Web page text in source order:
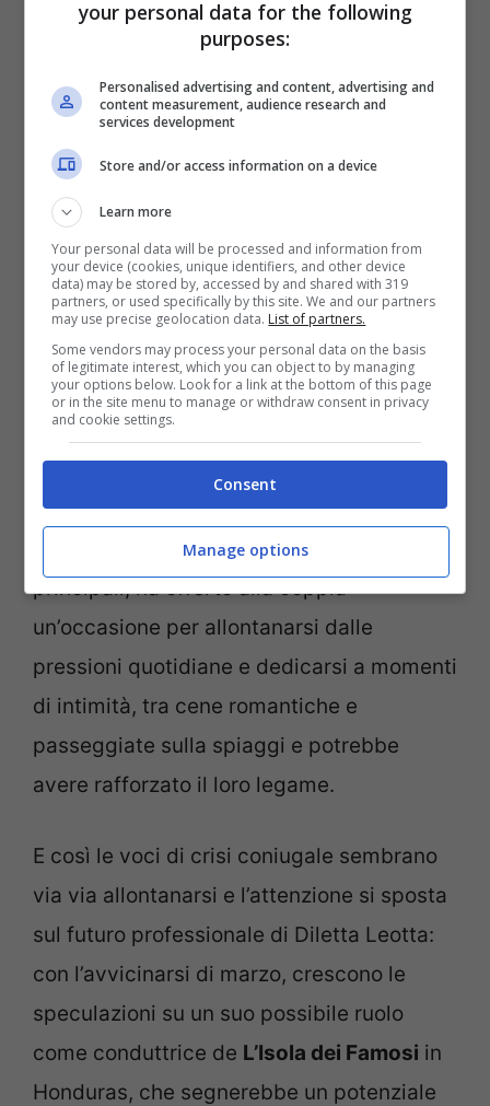
sottolineare come abbia previsto maretta
tra i due già da tempo).
Nonostante le difficoltà, però, Diletta
Leotta pare aver scelto di preservare la
sua famiglia, soprattutto dopo l’arrivo della
piccola Aria. La decisione di prendersi una
pausa e valutare attentamente il futuro
della loro relazione è stata una mossa
ponderata per proteggere ciò che hanno
costruito insieme.
La
pausa dei sorteggi della Fifa Club World
Cup di cui la Leotta è stata una dei volti
principali, ha offerto alla coppia
un’occasione per allontanarsi dalle
pressioni quotidiane e dedicarsi a momenti
di intimità, tra cene romantiche e
passeggiate sulla spiaggi e potrebbe
avere rafforzato il loro legame.
E così le voci di crisi coniugale sembrano
via via allontanarsi e l’attenzione si sposta
sul futuro professionale di Diletta Leotta:
con l’avvicinarsi di marzo, crescono le
speculazioni su un suo possibile ruolo
come conduttrice de L’Isola dei Famosi in
Honduras, che segnerebbe un potenziale
your personal data for the following
purposes:
Personalised advertising and content, advertising and
content measurement, audience research and
services development
Store and/or access information on a device
Learn more
Your personal data will be processed and information from
your device (cookies, unique identifiers, and other device
data) may be stored by, accessed by and shared with 319
partners, or used specifically by this site. We and our partners
may use precise geolocation data. List of partners.
Some vendors may process your personal data on the basis
of legitimate interest, which you can object to by managing
your options below. Look for a link at the bottom of this page
or in the site menu to manage or withdraw consent in privacy
and cookie settings.
Consent
Manage options